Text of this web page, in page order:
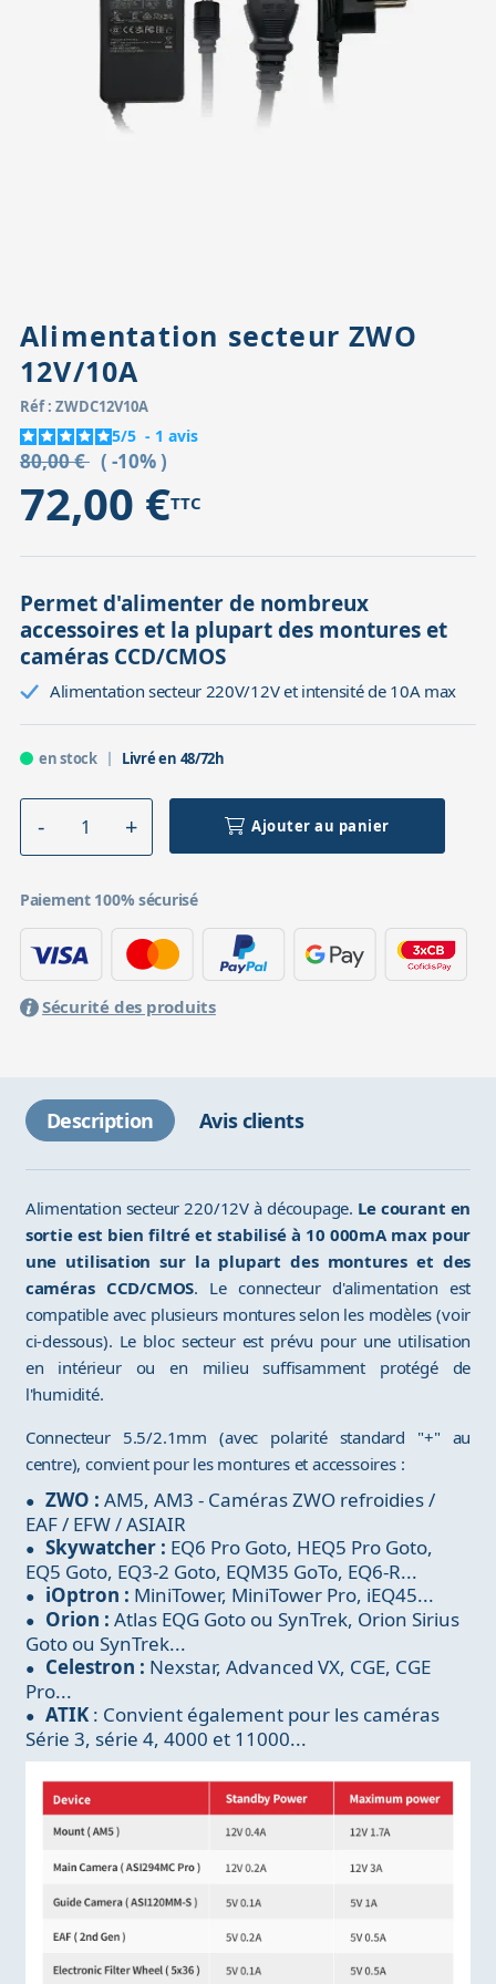
Accessoires pour montures
Pièces détachées
Alimentation secteur ZWO
12V/10A
Réf : ZWDC12V10A
5/5 - 1 avis
80,00 € ( -10% )
72,00 €TTC
Permet d'alimenter de nombreux
accessoires et la plupart des montures et
caméras CCD/CMOS
Alimentation secteur 220V/12V et intensité de 10A max
en stock Livré en 48/72h
Ajouter au panier
Paiement 100% sécurisé
Sécurité des produits
Description Avis clients
Alimentation secteur 220/12V à découpage. Le courant en
sortie est bien filtré et stabilisé à 10 000mA max pour
une utilisation sur la plupart des montures et des
caméras CCD/CMOS. Le connecteur d'alimentation est
compatible avec plusieurs montures selon les modèles (voir
ci-dessous). Le bloc secteur est prévu pour une utilisation
en intérieur ou en milieu suffisamment protégé de
l'humidité.
Connecteur 5.5/2.1mm (avec polarité standard "+" au
centre), convient pour les montures et accessoires :
ZWO : AM5, AM3 - Caméras ZWO refroidies /
EAF / EFW / ASIAIR
Skywatcher : EQ6 Pro Goto, HEQ5 Pro Goto,
EQ5 Goto, EQ3-2 Goto, EQM35 GoTo, EQ6-R...
iOptron : MiniTower, MiniTower Pro, iEQ45...
Orion : Atlas EQG Goto ou SynTrek, Orion Sirius
Goto ou SynTrek...
Celestron : Nexstar, Advanced VX, CGE, CGE
Pro...
ATIK: Convient également pour les caméras
Série 3, série 4, 4000 et 11000...